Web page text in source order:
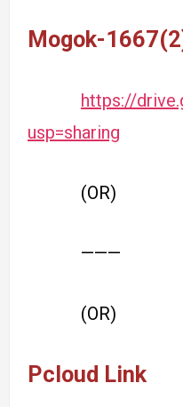
Mogok-
https://
usp=sharing
(OR)
———
(OR)
Pcloud Link